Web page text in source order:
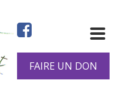
FAIRE UN DON